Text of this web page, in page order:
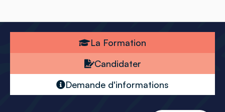
La Formation
Candidater
Demande d'informations